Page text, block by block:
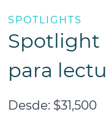
SPOTLIGHTS
Spotlight
para
Desde: $31,500